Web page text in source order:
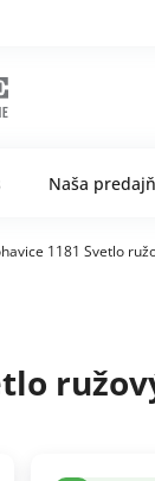
Naša
1181 Svetlo